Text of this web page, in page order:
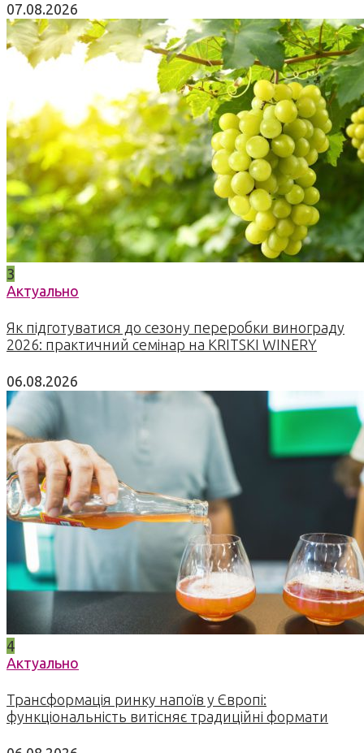
07.08.2026
3
Актуально
Як підготуватися до сезону переробки винограду
2026: практичний семінар на KRITSKI WINERY
06.08.2026
4
Актуально
Трансформація ринку напоїв у Європі:
функціональність витісняє традиційні формати